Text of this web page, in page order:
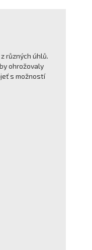
různých úhlů.
ohrožovaly
s možností